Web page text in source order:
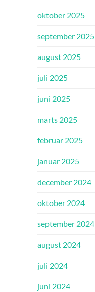
oktober 2025
september 2025
august 2025
juli 2025
juni 2025
marts 2025
februar 2025
januar 2025
december 2024
oktober 2024
september 2024
august 2024
juli 2024
juni 2024